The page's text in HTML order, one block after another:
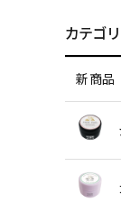
カテゴ
新商品